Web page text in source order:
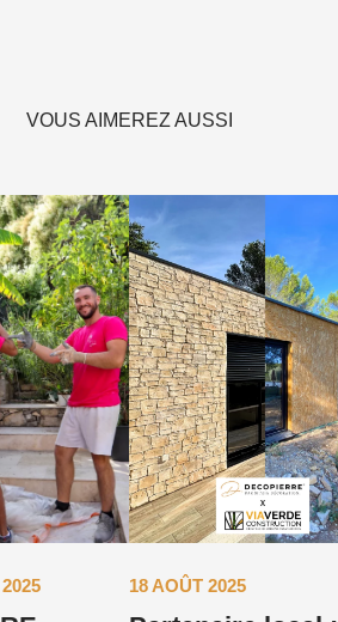
VOUS AIMEREZ AUSSI
18 AOÛT 2025